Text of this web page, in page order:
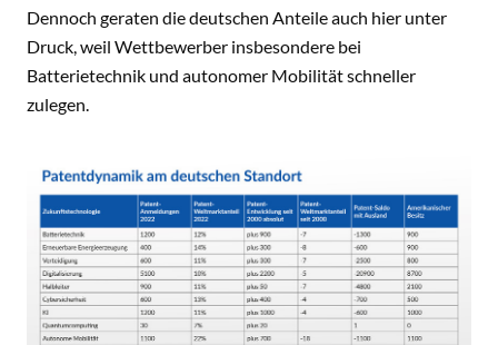
Dennoch geraten die deutschen Anteile auch hier unter
Druck, weil Wettbewerber insbesondere bei
Batterietechnik und autonomer Mobilität schneller
zulegen.